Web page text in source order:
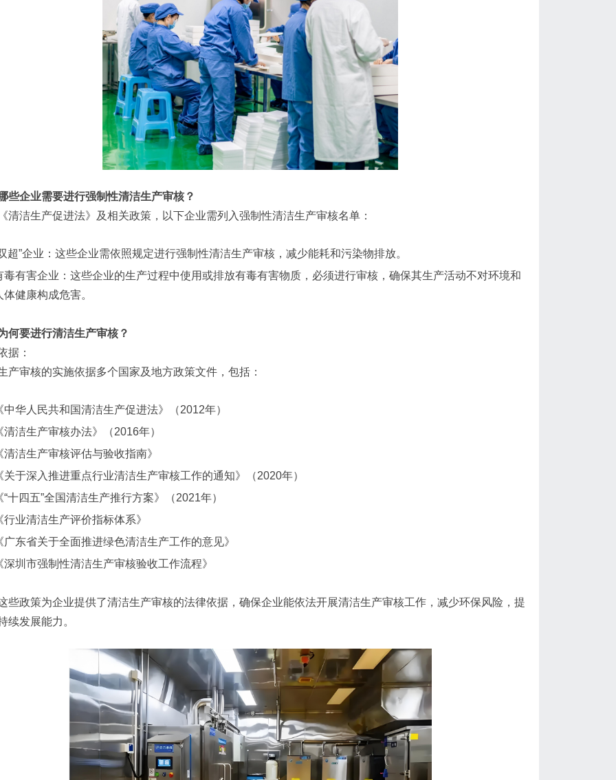
些企业需要进行强制性清洁生产审核？
清洁生产促进法》及相关政策，以下企业需列入强制性清洁生产审核名单：
超”企业：这些企业需依照规定进行强制性清洁生产审核，减少能耗和污染物排放。
毒有害企业：这些企业的生产过程中使用或排放有毒有害物质，必须进行审核，确保其生产活动不对环境和
体健康构成危害。
何要进行清洁生产审核？
据：
产审核的实施依据多个国家及地方政策文件，包括：
中华人民共和国清洁生产促进法》（2012年）
清洁生产审核办法》（2016年）
清洁生产审核评估与验收指南》
关于深入推进重点行业清洁生产审核工作的通知》（2020年）
“十四五”全国清洁生产推行方案》（2021年）
行业清洁生产评价指标体系》
广东省关于全面推进绿色清洁生产工作的意见》
深圳市强制性清洁生产审核验收工作流程》
些政策为企业提供了清洁生产审核的法律依据，确保企业能依法开展清洁生产审核工作，减少环保风险，提
续发展能力。